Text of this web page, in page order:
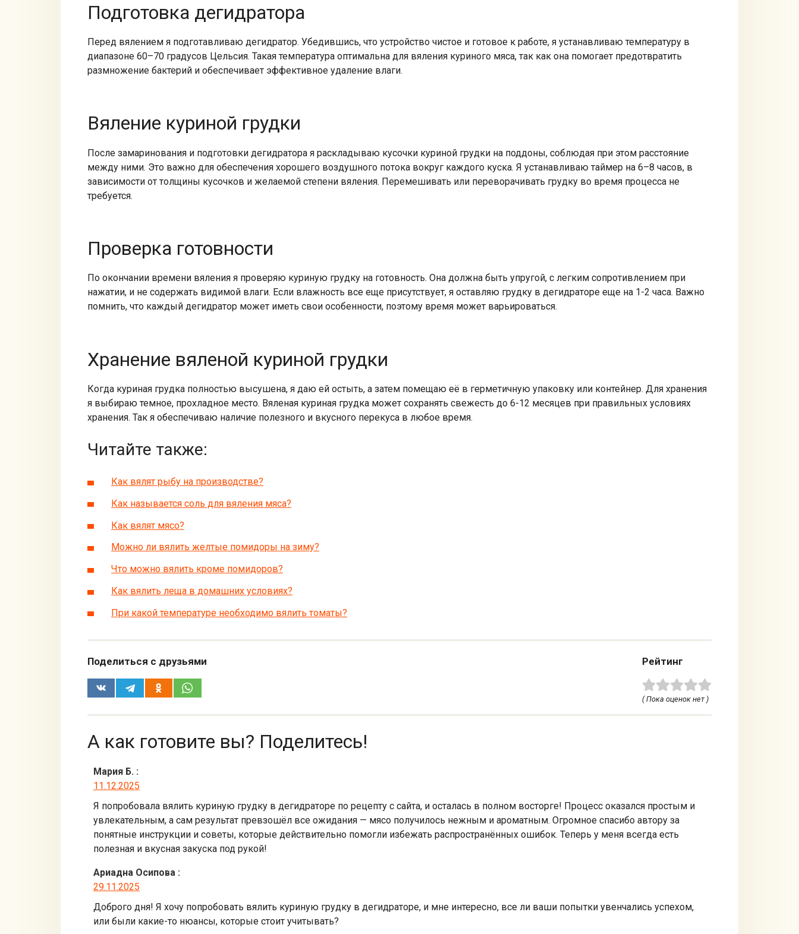
Подготовка дегидратора
Перед вялением я подготавливаю дегидратор. Убедившись, что устройство чистое и готовое к работе, я устанавливаю температуру в
диапазоне 60–70 градусов Цельсия. Такая температура оптимальна для вяления куриного мяса, так как она помогает предотвратить
размножение бактерий и обеспечивает эффективное удаление влаги.
Вяление куриной грудки
После замаринования и подготовки дегидратора я раскладываю кусочки куриной грудки на поддоны, соблюдая при этом расстояние
между ними. Это важно для обеспечения хорошего воздушного потока вокруг каждого куска. Я устанавливаю таймер на 6–8 часов, в
зависимости от толщины кусочков и желаемой степени вяления. Перемешивать или переворачивать грудку во время процесса не
требуется.
Проверка готовности
По окончании времени вяления я проверяю куриную грудку на готовность. Она должна быть упругой, с легким сопротивлением при
нажатии, и не содержать видимой влаги. Если влажность все еще присутствует, я оставляю грудку в дегидраторе еще на 1-2 часа. Важно
помнить, что каждый дегидратор может иметь свои особенности, поэтому время может варьироваться.
Хранение вяленой куриной грудки
Когда куриная грудка полностью высушена, я даю ей остыть, а затем помещаю её в герметичную упаковку или контейнер. Для хранения
я выбираю темное, прохладное место. Вяленая куриная грудка может сохранять свежесть до 6-12 месяцев при правильных условиях
хранения. Так я обеспечиваю наличие полезного и вкусного перекуса в любое время.
Читайте также:
Как вялят рыбу на производстве?
Как называется соль для вяления мяса?
Как вялят мясо?
Можно ли вялить желтые помидоры на зиму?
Что можно вялить кроме помидоров?
Как вялить леща в домашних условиях?
При какой температуре необходимо вялить томаты?
Поделиться с друзьями Рейтинг
( Пока оценок нет )
А как готовите вы? Поделитесь!
Мария Б. :
11.12.2025
Я попробовала вялить куриную грудку в дегидраторе по рецепту с сайта, и осталась в полном восторге! Процесс оказался простым и
увлекательным, а сам результат превзошёл все ожидания — мясо получилось нежным и ароматным. Огромное спасибо автору за
понятные инструкции и советы, которые действительно помогли избежать распространённых ошибок. Теперь у меня всегда есть
полезная и вкусная закуска под рукой!
Ариадна Осипова :
29.11.2025
Доброго дня! Я хочу попробовать вялить куриную грудку в дегидраторе, и мне интересно, все ли ваши попытки увенчались успехом,
или были какие-то нюансы, которые стоит учитывать?